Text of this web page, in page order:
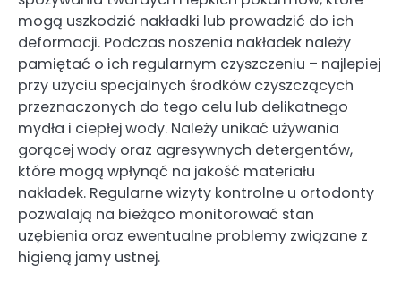
mogą uszkodzić nakładki lub prowadzić do ich
deformacji. Podczas noszenia nakładek należy
pamiętać o ich regularnym czyszczeniu – najlepiej
przy użyciu specjalnych środków czyszczących
przeznaczonych do tego celu lub delikatnego
mydła i ciepłej wody. Należy unikać używania
gorącej wody oraz agresywnych detergentów,
które mogą wpłynąć na jakość materiału
nakładek. Regularne wizyty kontrolne u ortodonty
pozwalają na bieżąco monitorować stan
uzębienia oraz ewentualne problemy związane z
higieną jamy ustnej.